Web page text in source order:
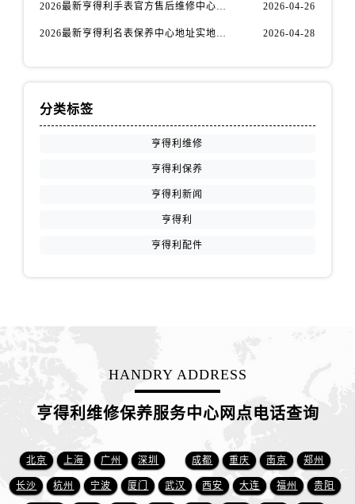
江苏省常州市新北区龙锦路1590号现代传媒中心5号楼10层1008室售后服务中心（需提前预约）
江西省吉安市吉州区井冈山大道售后服务中心（需提前预约）
江西省新余市渝水区北湖西路售后服务中心（需提前预约）
江西省鹰潭市月湖区胜利东路售后服务中心（需提前预约）
山东省德州市德城区东风中路售后服务中心（需提前预约）
山东省东营市东营区济南路售后服务中心（需提前预约）
2026最新亨得利手表官方售后维修中心网点地址调研报告 2026-04-26
2026最新亨得利名表保养中心地址实地探访报告 2026-04-28
分类标签
亨得利维修
亨得利保养
亨得利新闻
亨得利
亨得利配件
HANDRY ADDRESS
亨得利维修保养服务中心网点电话查询
北京 上海 广州 深圳 成都 重庆 南京 郑州
长沙 杭州 宁波 厦门 武汉 西安 大连 福州 贵阳